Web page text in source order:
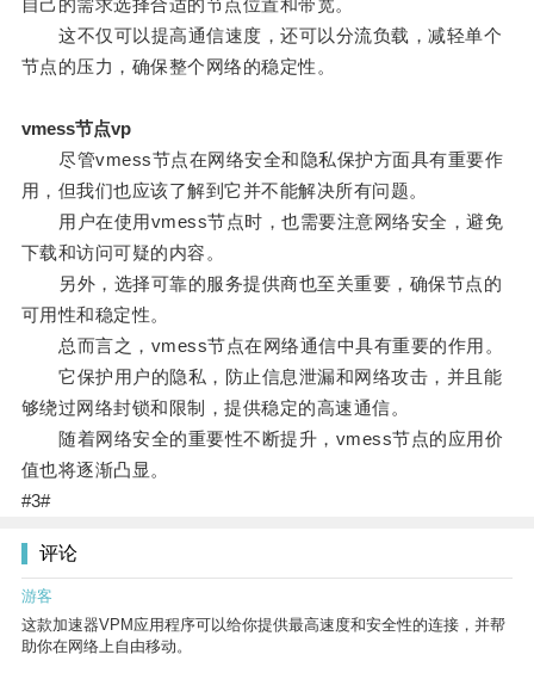
自己的需求选择合适的节点位置和带宽。
这不仅可以提高通信速度，还可以分流负载，减轻单个
节点的压力，确保整个网络的稳定性。
vmess节点vp
尽管vmess节点在网络安全和隐私保护方面具有重要作
用，但我们也应该了解到它并不能解决所有问题。
用户在使用vmess节点时，也需要注意网络安全，避免
下载和访问可疑的内容。
另外，选择可靠的服务提供商也至关重要，确保节点的
可用性和稳定性。
总而言之，vmess节点在网络通信中具有重要的作用。
它保护用户的隐私，防止信息泄漏和网络攻击，并且能
够绕过网络封锁和限制，提供稳定的高速通信。
随着网络安全的重要性不断提升，vmess节点的应用价
值也将逐渐凸显。
#3#
评论
游客
这款加速器VPM应用程序可以给你提供最高速度和安全性的连接，并帮
助你在网络上自由移动。